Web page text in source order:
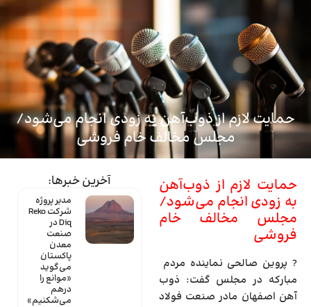
ماینتک
حمایت لازم از ذوب‌آهن به زودی انجام می‌شود/
مجلس مخالف خام فروشی
آخرین خبرها:
مدیر پروژه
شرکت Reko
Diq در
صنعت
معدن
پاکستان
می‌گوید
«موانع را
درهم
می‌شکنیم»
حمایت لازم از ذوب‌آهن
به زودی انجام می‌شود/
مجلس مخالف خام
فروشی
? پروین صالحی نماینده مردم
مبارکه در مجلس گفت: ذوب
آهن اصفهان مادر صنعت فولاد